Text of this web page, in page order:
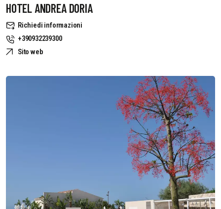
HOTEL ANDREA DORIA
Richiedi informazioni
+390932239300
Sito web